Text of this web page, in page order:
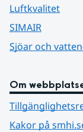
Luftkvalitet
SIMAIR
Sjöar och
Om
Kakor på